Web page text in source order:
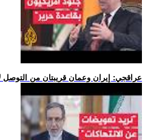
.. عراقجي: إيران وعمان قريبتان من